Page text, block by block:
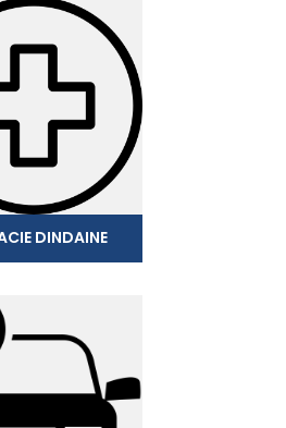
DINDAINE